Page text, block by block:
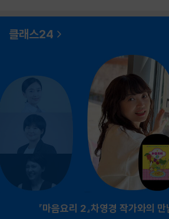
클래스24
『마음요리 2』차영경 작가와의